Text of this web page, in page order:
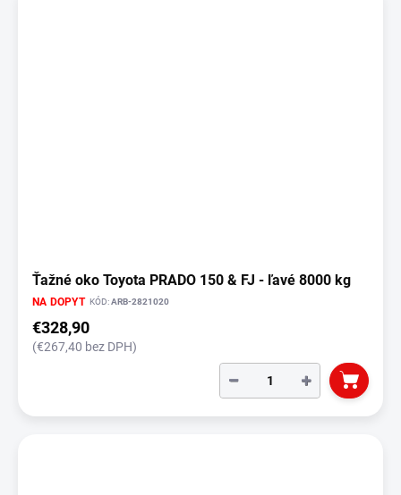
Ťažné oko Toyota PRADO 150 & FJ - ľavé 8000 kg
NA DOPYT KÓD:ARB-2821020
€328,90
(€267,40 bez DPH)
+
−